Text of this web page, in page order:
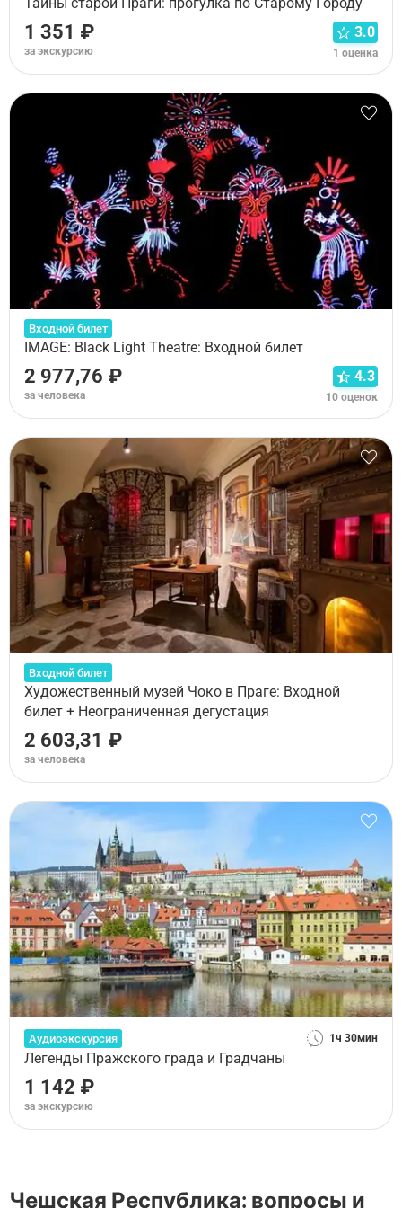
1 351 ₽
за экскурсию
3.0
1 оценка
Входной билет
IMAGE: Black Light Theatre: Входной билет
2 977,76 ₽
за человека
4.3
10 оценок
Входной билет
Художественный музей Чоко в Праге: Входной
билет + Неограниченная дегустация
2 603,31 ₽
за человека
Аудиоэкскурсия 1ч 30мин
Легенды Пражского града и Градчаны
1 142 ₽
за экскурсию
Чешская Республика: вопросы и